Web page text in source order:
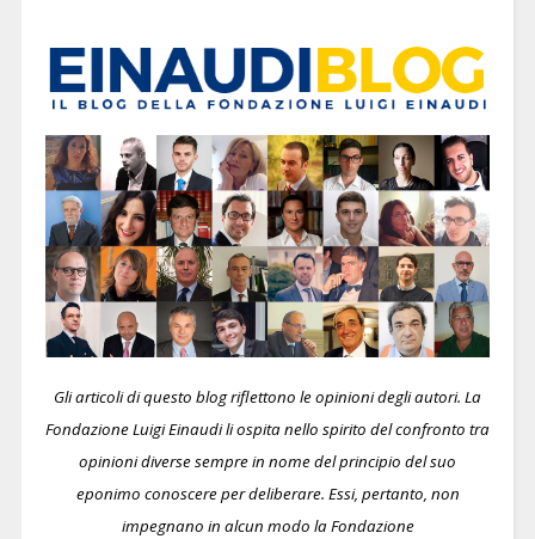
Gli articoli di questo blog riflettono le opinioni degli autori. La
Fondazione Luigi Einaudi li ospita nello spirito del confronto tra
opinioni diverse sempre in nome del principio del suo
eponimo conoscere per deliberare. Essi, pertanto, non
impegnano in alcun modo la Fondazione